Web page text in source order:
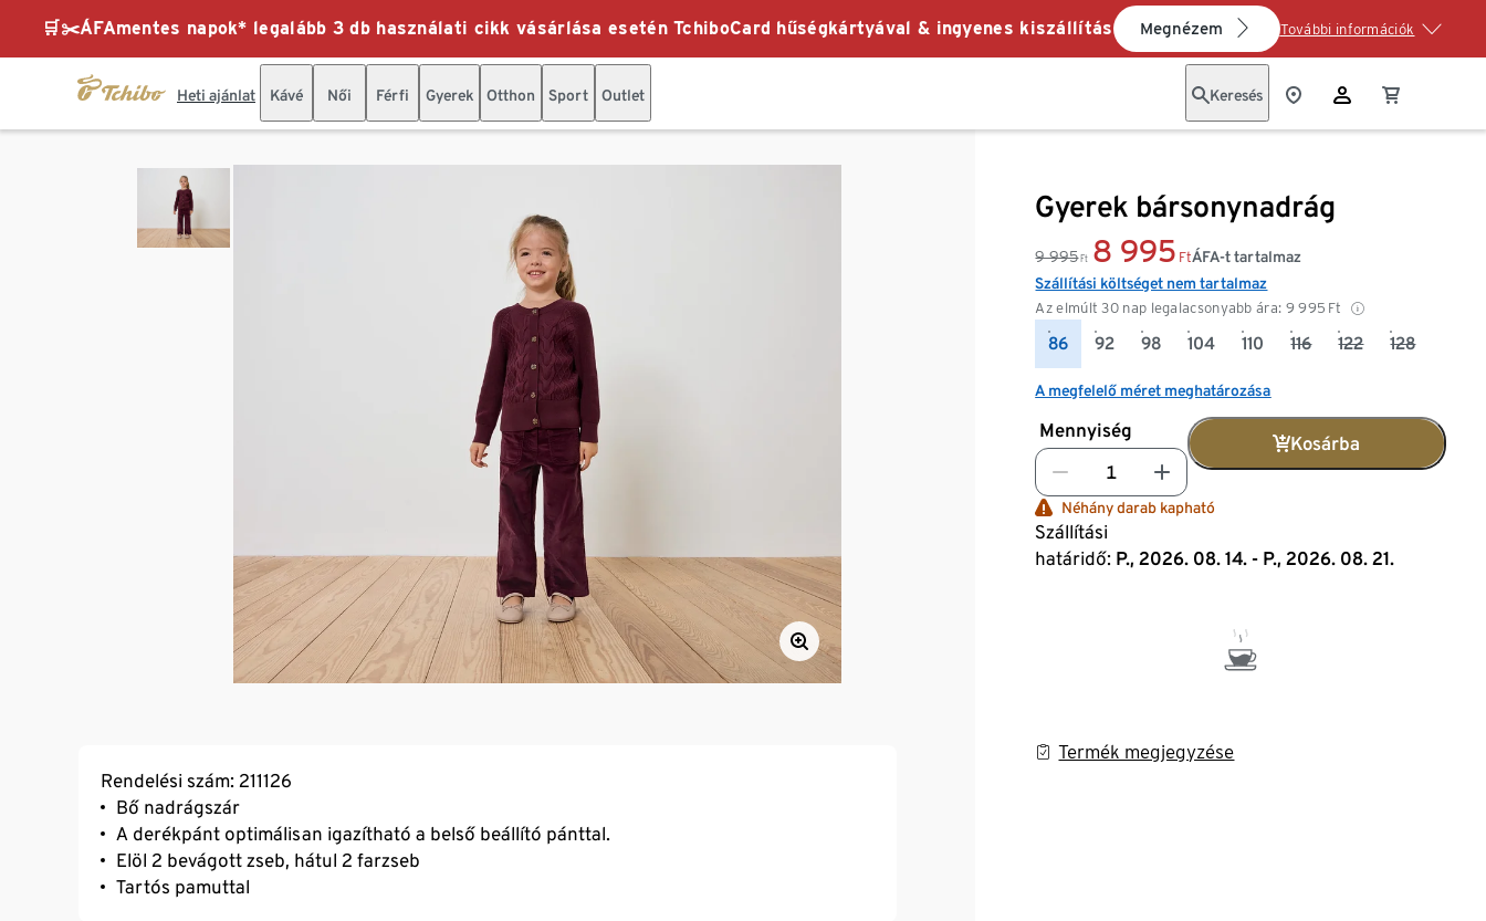
🛒✂️ÁFAmentes napok* legalább 3 db használati cikk vásárlása esetén TchiboCard hűségkártyával & ingyenes kiszállítás Megnézem További információk
Heti ajánlat Kávé Női Férfi Gyerek Otthon Sport Outlet Keresés
Gyerek bársonynadrág
9 995 Ft 8 995 Ft
Az elmúlt 30 nap legalacsonyabb ára: 9 995 Ft
ÁFA-t tartalmaz
Szállítási költséget nem tartalmaz
86 92 98 104 110 116 122 128
A megfelelő méret meghatározása
Mennyiség
Kosárba
Néhány darab kapható
Szállítási
határidő: P., 2026. 08. 14. - P., 2026. 08. 21.
Termék megjegyzése
Rendelési szám: 211126
Bő nadrágszár
A derékpánt optimálisan igazítható a belső beállító pánttal.
Elöl 2 bevágott zseb, hátul 2 farzseb
Tartós pamuttal